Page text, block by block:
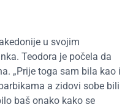
u svojim
Teodora je počela da
„Prije toga sam bila kao i
a zidovi sobe bili
baš onako kako se